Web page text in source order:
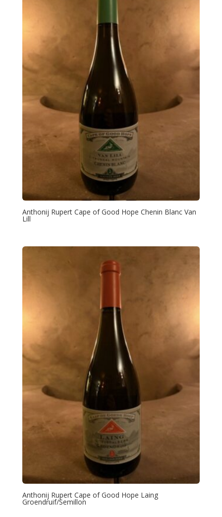
Anthonij Rupert Cape of Good Hope Chenin Blanc Van
Lill
Anthonij Rupert Cape of Good Hope Laing
Groendruif/Semillon